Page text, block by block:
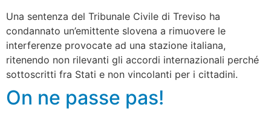
Una sentenza del Tribunale Civile di Treviso ha
condannato un’emittente slovena a rimuovere le
interferenze provocate ad una stazione italiana,
ritenendo non rilevanti gli accordi internazionali perché
sottoscritti fra Stati e non vincolanti per i cittadini.
On ne passe pas!